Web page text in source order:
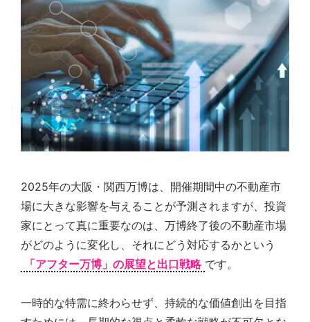
2025年の大阪・関西万博は、開催期間中の不動産市
場に大きな影響を与えることが予測されますが、投資
家にとって真に重要なのは、万博終了後の不動産市場
がどのように変化し、それにどう対応するかという
「アフター万博」の展望と出口戦略 です。
一時的な特需に終わらせず、持続的な価値創出を目指